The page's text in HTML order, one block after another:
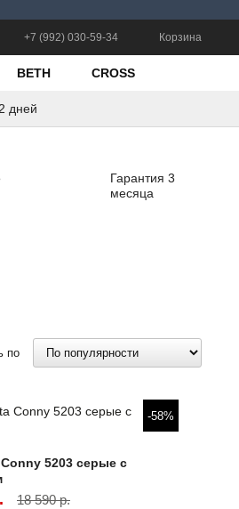
+7 (992) 030-59-34 Корзина
BETH CROSS
дней
Гарантия 3
месяца
по
-58%
5203 серые с
18 590 р.